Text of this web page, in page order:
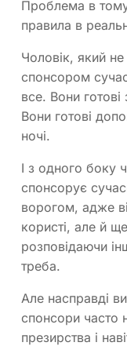
Проблема в
правила в
Чоловік, який
спонсором
все. Вони
Вони готові
ночі.
І з одного боку
спонсорує
ворогом, адже
користі, але й
розповідаючи
треба.
Але насправді
спонсори часто
презирства і